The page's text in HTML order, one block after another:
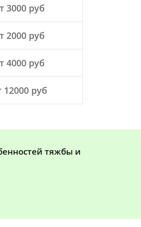
3000 руб
2000 руб
4000 руб
12000 руб
тяжбы и